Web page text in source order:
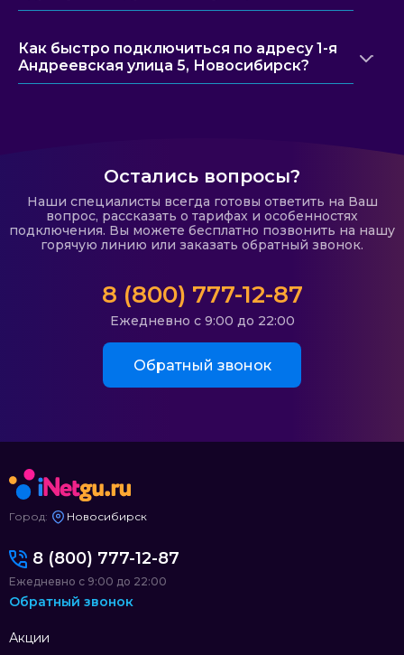
Как быстро подключиться по адресу 1-я
Андреевская улица 5, Новосибирск?
Остались вопросы?
Наши специалисты всегда готовы ответить на Ваш
вопрос, рассказать о тарифах и особенностях
подключения. Вы можете бесплатно позвонить на нашу
горячую линию или заказать обратный звонок.
8 (800) 777-12-87
Ежедневно с 9:00 до 22:00
Обратный звонок
Город: Новосибирск
Акции
8 (800) 777-12-87
Ежедневно с 9:00 до 22:00
Обратный звонок